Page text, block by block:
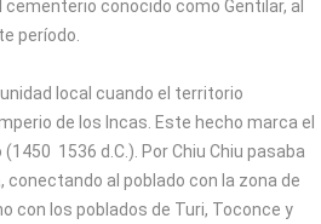
conocido como Gentilar, al
período.
local cuando el territorio
de los Incas. Este hecho marca el
 1536 d.C.). Por Chiu Chiu pasaba
conectando al poblado con la zona de
con los poblados de Turi, Toconce y